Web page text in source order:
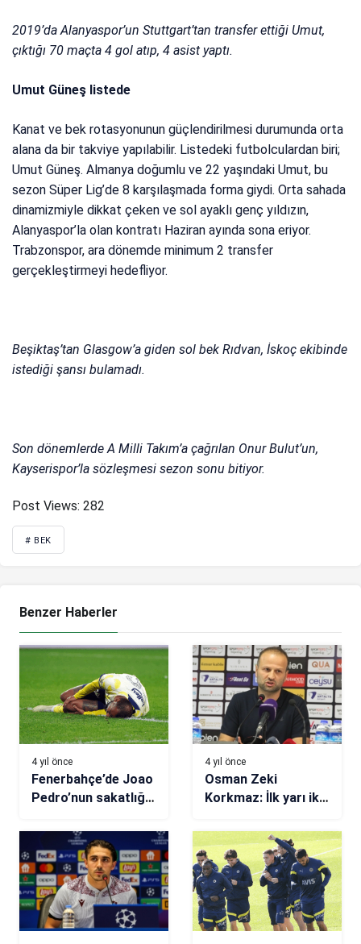
2019’da Alanyaspor’un Stuttgart’tan transfer ettiği Umut,
çıktığı 70 maçta 4 gol atıp, 4 asist yaptı.
Umut Güneş listede
Kanat ve bek rotasyonunun güçlendirilmesi durumunda orta
alana da bir takviye yapılabilir. Listedeki futbolculardan biri;
Umut Güneş. Almanya doğumlu ve 22 yaşındaki Umut, bu
sezon Süper Lig’de 8 karşılaşmada forma giydi. Orta sahada
dinamizmiyle dikkat çeken ve sol ayaklı genç yıldızın,
Alanyaspor’la olan kontratı Haziran ayında sona eriyor.
Trabzonspor, ara dönemde minimum 2 transfer
gerçekleştirmeyi hedefliyor.
Beşiktaş’tan Glasgow’a giden sol bek Rıdvan, İskoç ekibinde
istediği şansı bulamadı.
Son dönemlerde A Milli Takım’a çağrılan Onur Bulut’un,
Kayserispor’la sözleşmesi sezon sonu bitiyor.
Post Views: 282
# BEK
Benzer Haberler
4 yıl önce
Fenerbahçe’de Joao
Pedro’nun sakatlığı
değiştirdi
4 yıl önce
Osman Zeki
Korkmaz: İlk yarı iki
olabilirdi